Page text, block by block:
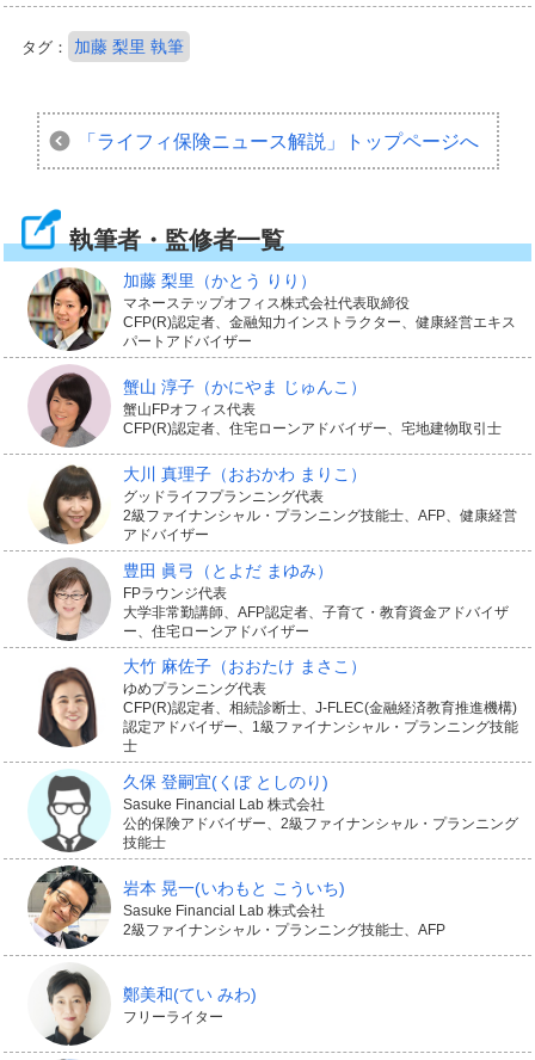
タグ： 加藤 梨里 執筆
「ライフィ保険ニュース解説」 トップページへ
執筆者・監修者一覧
加藤 梨里 （かとう りり）
マネーステップオフィス株式会社代表取締役
CFP(R)認定者、金融知力インストラクター、健康経営エキス
パートアドバイザー
蟹山 淳子 （かにやま じゅんこ）
蟹山FPオフィス代表
CFP(R)認定者、住宅ローンアドバイザー、宅地建物取引士
大川 真理子 （おおかわ まりこ）
グッドライフプランニング代表
2級ファイナンシャル・プランニング技能士、AFP、健康経営
アドバイザー
豊田 眞弓 （とよだ まゆみ）
FPラウンジ代表
大学非常勤講師、AFP認定者、子育て・教育資金アドバイザ
ー、住宅ローンアドバイザー
大竹 麻佐子 （おおたけ まさこ）
ゆめプランニング代表
CFP(R)認定者、相続診断士、J-FLEC(金融経済教育推進機構)
認定アドバイザー、1級ファイナンシャル・プランニング技能
士
久保 登嗣宜(くぼ としのり)
Sasuke Financial Lab 株式会社
公的保険アドバイザー、2級ファイナンシャル・プランニング
技能士
岩本 晃一(いわもと こういち)
Sasuke Financial Lab 株式会社
2級ファイナンシャル・プランニング技能士、AFP
鄭美和(てい みわ)
フリーライター